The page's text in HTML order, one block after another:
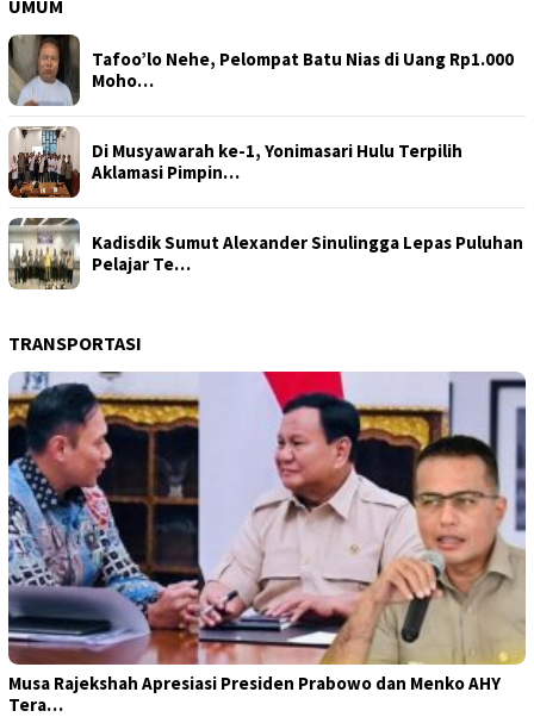
UMUM
Tafoo’lo Nehe, Pelompat Batu Nias di Uang Rp1.000
Moho…
Di Musyawarah ke-1, Yonimasari Hulu Terpilih
Aklamasi Pimpin…
Kadisdik Sumut Alexander Sinulingga Lepas Puluhan
Pelajar Te…
TRANSPORTASI
Musa Rajekshah Apresiasi Presiden Prabowo dan Menko AHY
Tera…